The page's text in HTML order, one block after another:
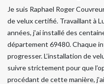
Je suis Raphael Roger
de velux certifié. Travaillant à
années, j’ai installé des
département 69480. Chaque
progresser. L’installation de
suivre strictement pour que
procédant de cette manière,